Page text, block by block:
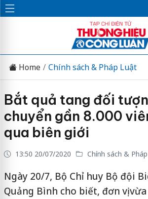
Home Chính sách & Pháp Luật
Bắt quả tang đối
chuyển gần 8.000
qua biên giới
13:50 20/07/2020 Chính sách &
Ngày 20/7, Bộ Chỉ huy Bộ đội
Quảng Bình cho biết, đơn vị